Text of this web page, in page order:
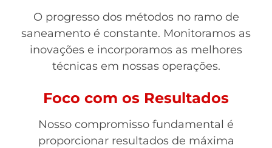
O progresso dos métodos no ramo de
saneamento é constante. Monitoramos as
inovações e incorporamos as melhores
técnicas em nossas operações.
Foco com os Resultados
Nosso compromisso fundamental é
proporcionar resultados de máxima